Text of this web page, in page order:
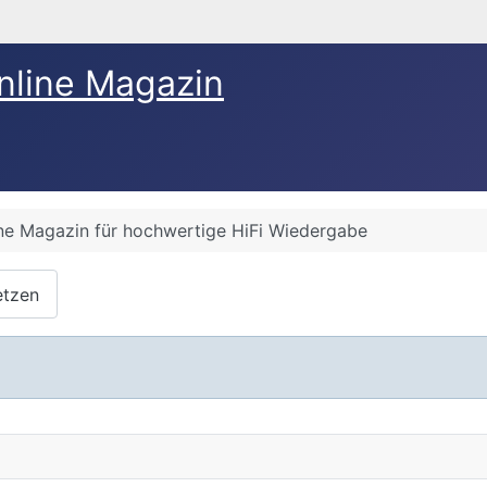
Magazin
Magazin für hochwertige HiFi Wiedergabe